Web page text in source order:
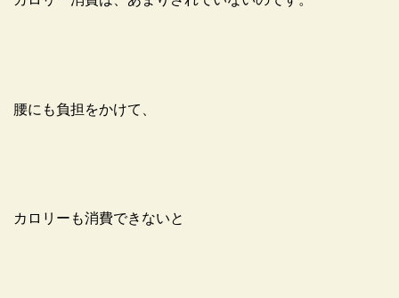
腰にも負担をかけて、
カロリーも消費できないと